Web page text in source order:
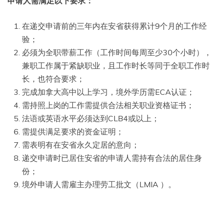
在递交申请前的三年内在安省获得累计9个月的工作经
验；
必须为全职带薪工作（工作时间每周至少30个小时），
兼职工作属于紧缺职业，且工作时长等同于全职工作时
长，也符合要求；
完成加拿大高中以上学习，境外学历需ECA认证；
需持照上岗的工作需提供合法相关职业资格证书；
法语或英语水平必须达到CLB4或以上；
需提供满足要求的资金证明；
需表明有在安省永久定居的意向；
递交申请时已居住安省的申请人需持有合法的居住身
份；
境外申请人需雇主办理劳工批文（LMIA ）。